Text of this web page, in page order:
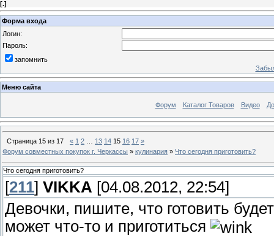
[.]
Форма входа
Логин:
Пароль:
запомнить
Меню сайта
Форум Каталог Товаров Видео
Страница 15 из 17 « 1 2 13 14 15 16 17 »
Форум совместных покупок г. Черкассы » кулинария » Что сегодня приготовить?
Что сегодня приготовить?
[211] VIKKA [04.08.2012, 22:54]
Девочки, пишите, что готовить
может что-то и приготиться